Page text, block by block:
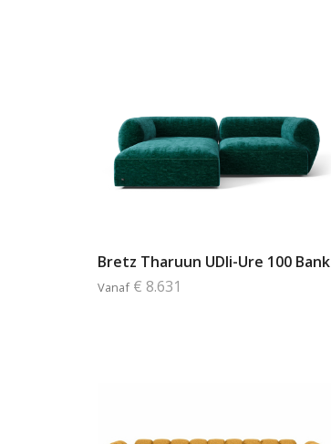
Bretz Tharuun UDli-Ure 100 Bank
Vanaf € 8.631